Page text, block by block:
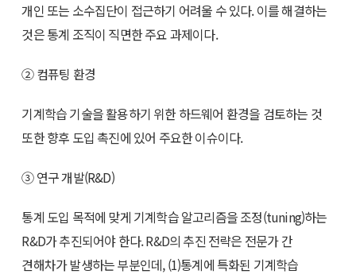
개인 또는 소수집단이 접근하기 어려울 수 있다. 이를 해결하는
것은 통계 조직이 직면한 주요 과제이다.
② 컴퓨팅 환경
기계학습 기술을 활용하기 위한 하드웨어 환경을 검토하는 것
또한 향후 도입 촉진에 있어 주요한 이슈이다.
③ 연구 개발(R&D)
통계 도입 목적에 맞게 기계학습 알고리즘을 조정(tuning)하는
R&D가 추진되어야 한다. R&D의 추진 전략은 전문가 간
견해차가 발생하는 부분인데, (1)통계에 특화된 기계학습